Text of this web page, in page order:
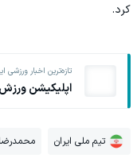
کرد.
تازه‌ترین اخبار ورزشی
اپلیکیشن
تیم ملی ایران